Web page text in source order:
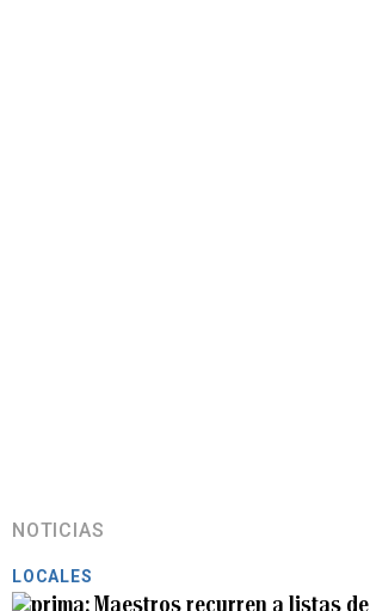
NOTICIAS
LOCALES
Maestros recurren a listas de